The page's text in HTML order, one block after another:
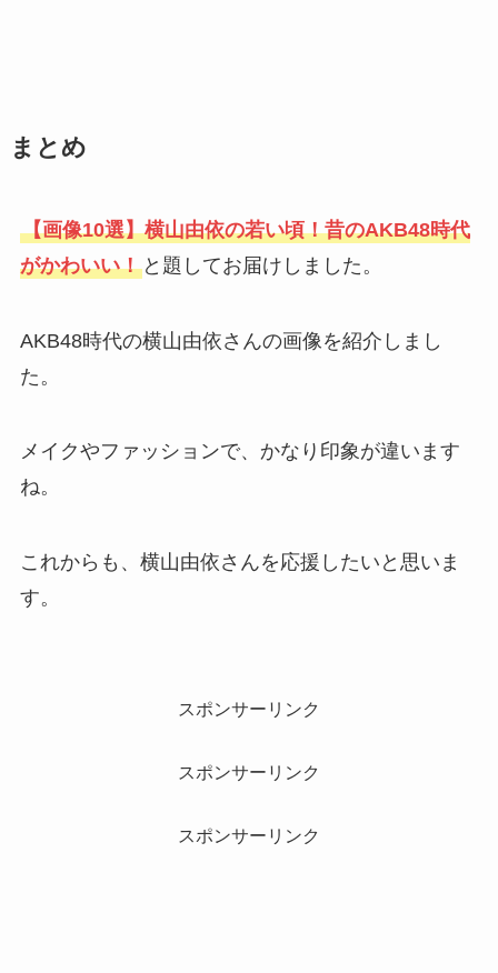
まとめ
【画像10選】横山由依の若い頃！昔のAKB48時代
がかわいい！と題してお届けしました。
AKB48時代の横山由依さんの画像を紹介しまし
た。
メイクやファッションで、かなり印象が違います
ね。
これからも、横山由依さんを応援したいと思いま
す。
スポンサーリンク
スポンサーリンク
スポンサーリンク